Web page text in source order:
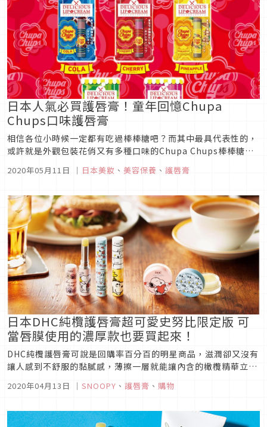
日本人氣必買護唇膏！童年回憶Chupa
Chups口味護唇膏
相信各位小時候一定都有吃過棒棒糖吧？而其中最具代表性的，
或許就是外觀包裝花俏又有多種口味的Chupa Chups棒棒糖
手後，目前由荷蘭義大利跨國公司擁有，也經常和各品牌推出合
膏圖片...
2020年05月11日 ｜ 日本美妝 、 美容保養 、 護唇膏
日本DHC純欖護唇膏超可愛史努比限定版 可
當唇膜使用的濃厚款也要買起來！
DHC純欖護唇膏可說是回購率百分百的明星商品，滋潤卻又沒有
讓人感到不舒服的黏膩感，薄擦一層就能讓內含的橄欖精華立即
名包裝供大家選購，像迪士尼、三麗鷗、星際大戰等目前台灣也
DHC史努比純欖護唇...
2020年04月13日 ｜ SNOOPY 、 護唇膏 、 購物